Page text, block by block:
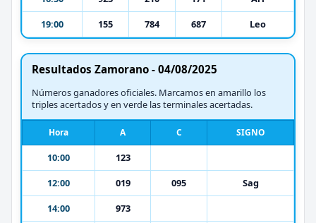
19:00
155 784 687 Leo
Resultados Zamorano - 04/08/2025
Números ganadores oficiales. Marcamos en amarillo los
triples acertados y en verde las terminales acertadas.
Hora A C SIGNO
10:00
123
12:00
019 095
Sag
14:00
973